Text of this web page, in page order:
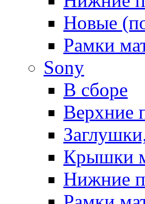
Новые
Рамки
Sony
В сборе
Верхние
Крышки
Нижние